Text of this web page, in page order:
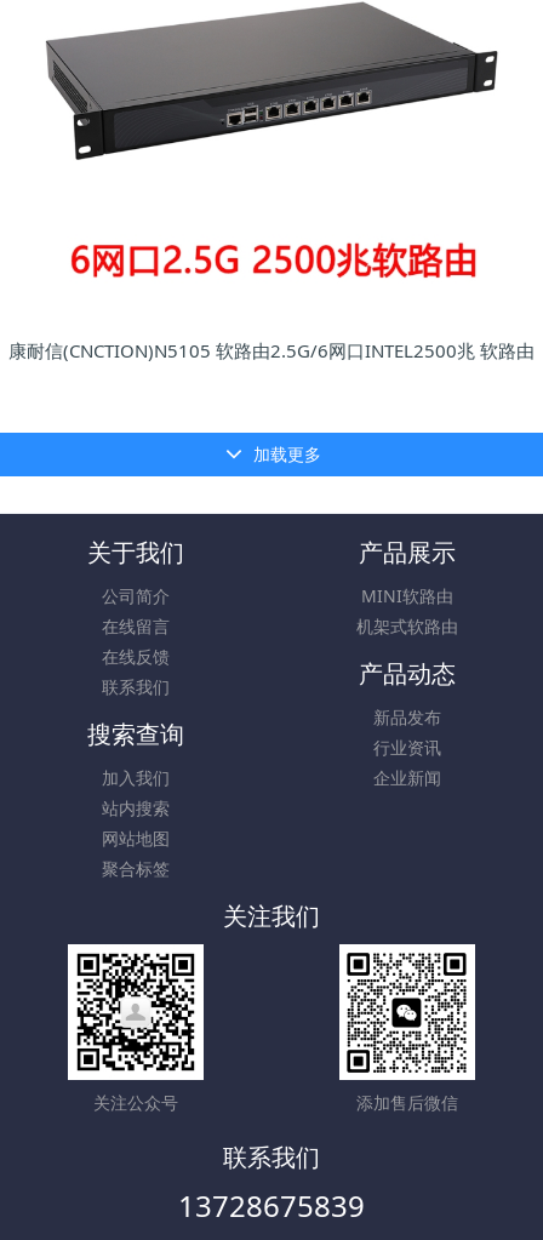
康耐信(CNCTION)N5105 软路由2.5G/6网口INTEL2500兆 软路由
加载更多
关于我们
公司简介
在线留言
在线反馈
联系我们
产品展示
MINI软路由
机架式软路由
产品动态
新品发布
行业资讯
企业新闻
搜索查询
加入我们
站内搜索
网站地图
聚合标签
关注我们
关注公众号 添加售后微信
联系我们
13728675839